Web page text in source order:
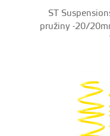
ST
pružiny -20/